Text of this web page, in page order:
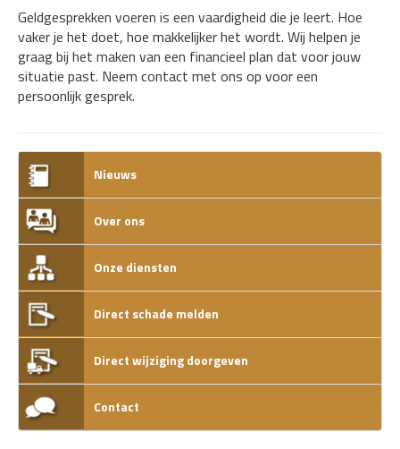
Geldgesprekken voeren is een vaardigheid die je leert. Hoe
vaker je het doet, hoe makkelijker het wordt. Wij helpen je
graag bij het maken van een financieel plan dat voor jouw
situatie past. Neem contact met ons op voor een
persoonlijk gesprek.
Nieuws
Over ons
Onze diensten
Direct schade melden
Direct wijziging doorgeven
Contact